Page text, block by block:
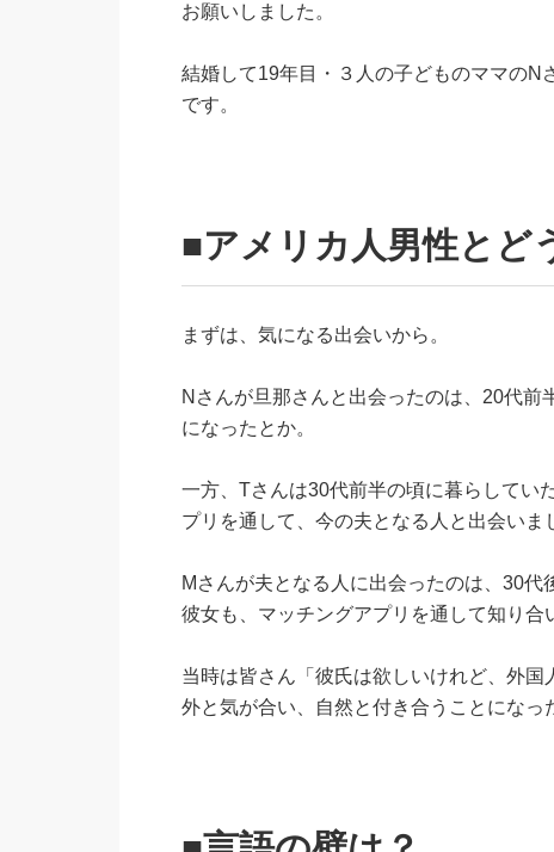
お願いしました。
結婚して19年目・３人の子どものママのN
です。
■アメリカ人男性とど
まずは、気になる出会いから。
Nさんが旦那さんと出会ったのは、20代
になったとか。
一方、Tさんは30代前半の頃に暮らしてい
プリを通して、今の夫となる人と出会いま
Mさんが夫となる人に出会ったのは、30
彼女も、マッチングアプリを通して知り合
当時は皆さん「彼氏は欲しいけれど、外
外と気が合い、自然と付き合うことになっ